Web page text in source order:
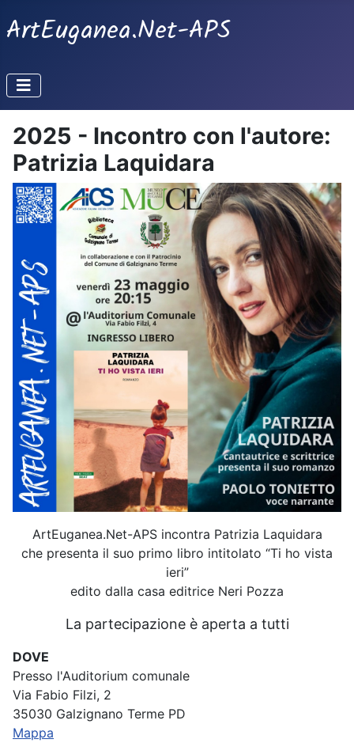
ArtEuganea.Net-APS
2025 - Incontro con l'autore:
Patrizia Laquidara
ArtEuganea.Net-APS incontra Patrizia Laquidara
che presenta il suo primo libro intitolato “Ti ho vista
ieri”
edito dalla casa editrice Neri Pozza
La partecipazione è aperta a tutti
DOVE
Presso l'Auditorium comunale
Via Fabio Filzi, 2
35030 Galzignano Terme PD
Mappa